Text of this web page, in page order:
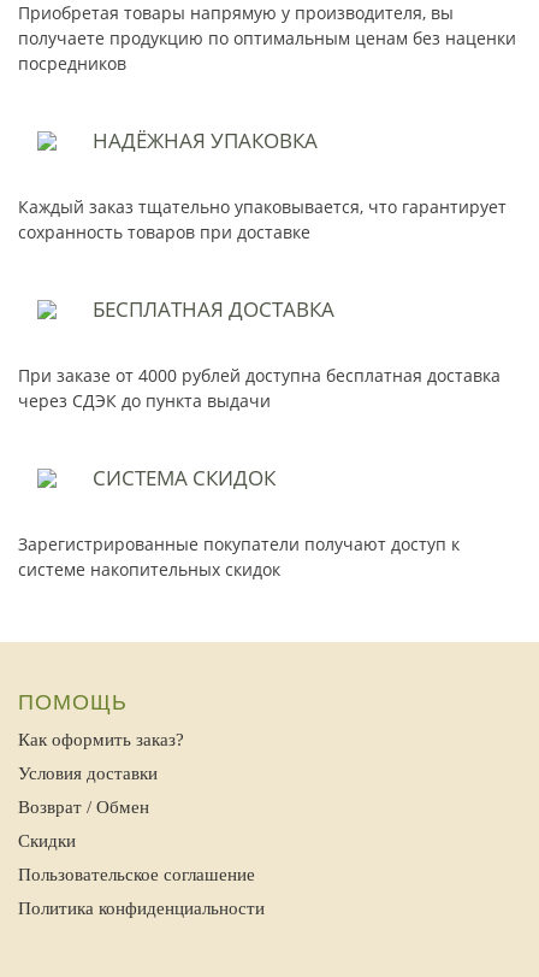
Приобретая товары напрямую у производителя, вы
получаете продукцию по оптимальным ценам без наценки
посредников
НАДЁЖНАЯ УПАКОВКА
Каждый заказ тщательно упаковывается, что гарантирует
сохранность товаров при доставке
БЕСПЛАТНАЯ ДОСТАВКА
При заказе от 4000 рублей доступна бесплатная доставка
через СДЭК до пункта выдачи
СИСТЕМА СКИДОК
Зарегистрированные покупатели получают доступ к
системе накопительных скидок
ПОМОЩЬ
Как оформить заказ?
Условия доставки
Возврат / Обмен
Скидки
Пользовательское соглашение
Политика конфиденциальности